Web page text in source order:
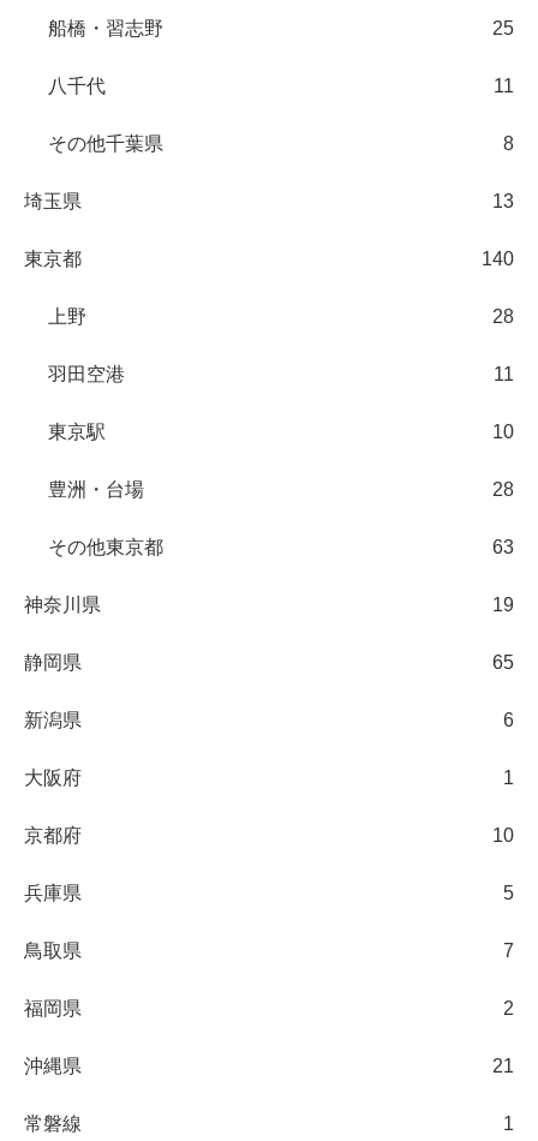
船橋・習志野 25
八千代 11
その他千葉県 8
埼玉県 13
東京都 140
上野 28
羽田空港 11
東京駅 10
豊洲・台場 28
その他東京都 63
神奈川県 19
静岡県 65
新潟県 6
大阪府 1
京都府 10
兵庫県 5
鳥取県 7
福岡県 2
沖縄県 21
常磐線 1